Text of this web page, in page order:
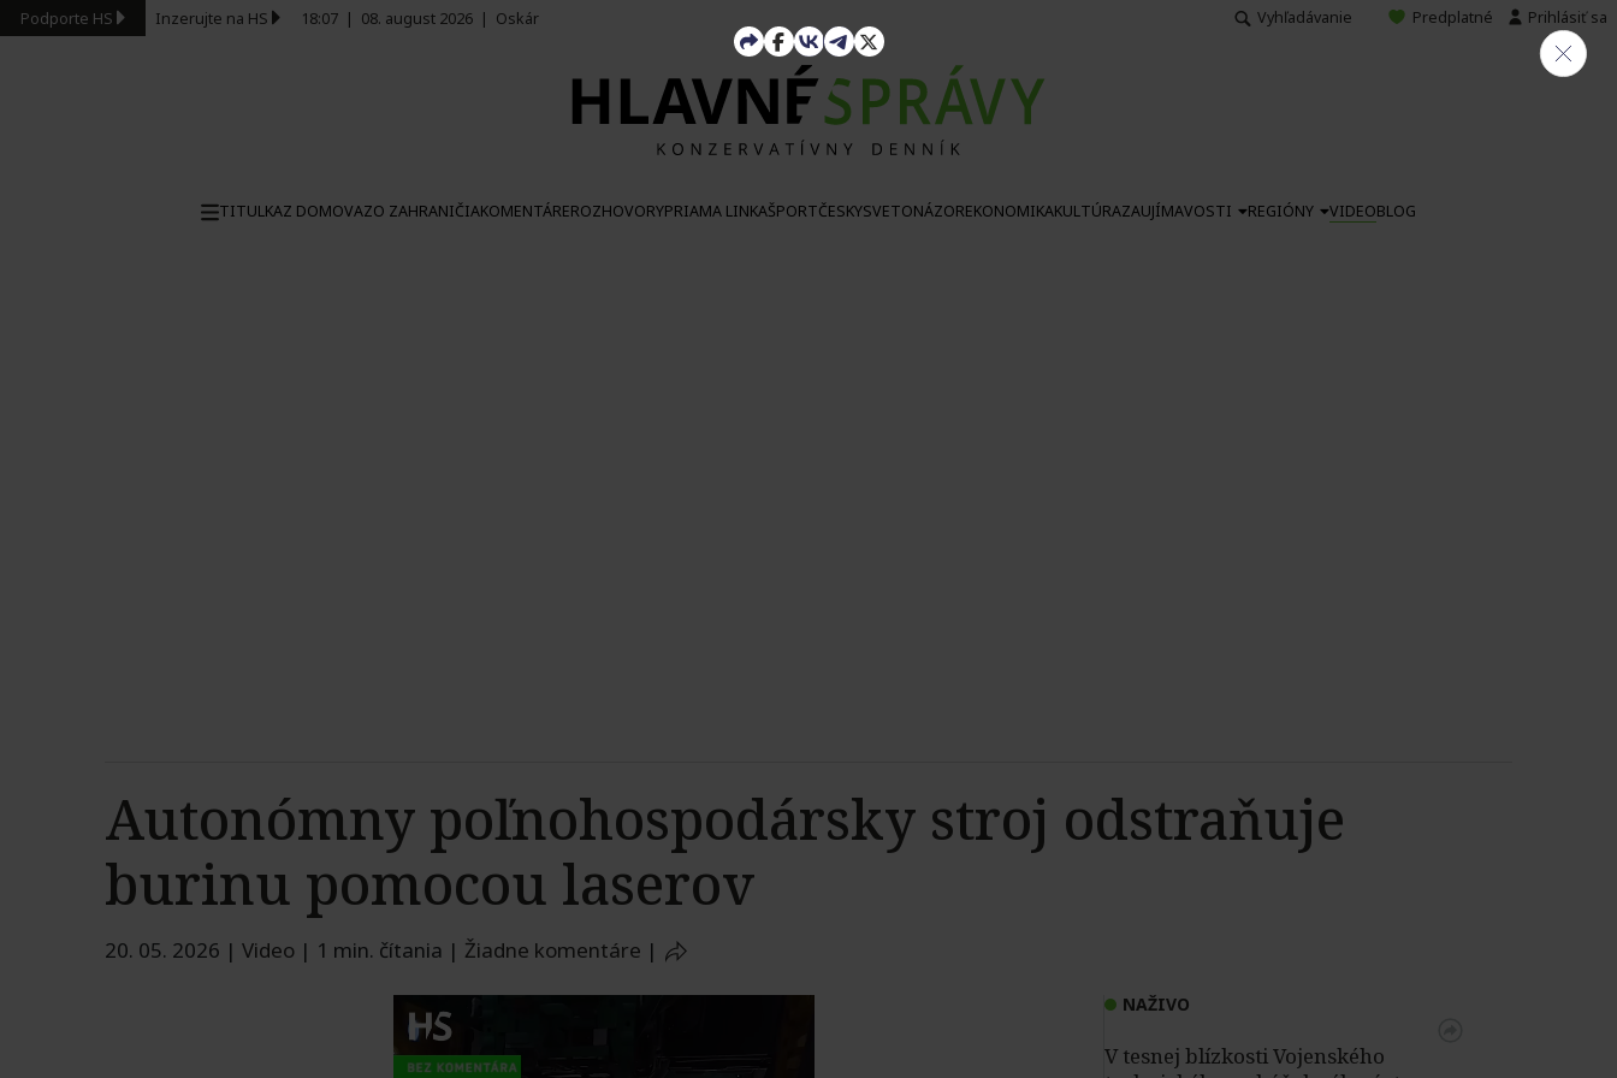
Podporte HS Inzerujte na HS 18:07 | 08. august 2026 | Oskár Vyhľadávanie Predplatné Prihlásiť sa
TITULKAZ DOMOVAZO ZAHRANIČIAKOMENTÁREROZHOVORYPRIAMA LINKAŠPORTČESKYSVETONÁZOREKONOMIKAKULTÚRAZAUJÍMAVOSTI REGIÓNY VIDEOBLOG
Autonómny poľnohospodársky stroj odstraňuje
burinu pomocou laserov
20. 05. 2026 | Video | 1 min. čítania | Žiadne komentáre |
NAŽIVO
V tesnej blízkosti Vojenského